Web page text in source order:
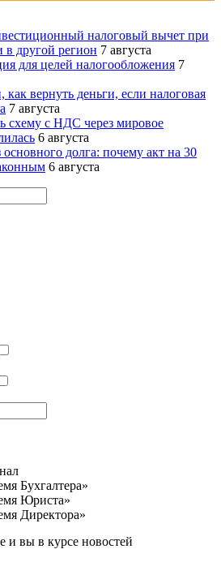
налоговый вычет при
в другой регион 7 августа
для целей налогообложения 7
вернуть деньги, если налоговая
7 августа
схему с НДС через мировое
6 августа
долга: почему акт на 30
6 августа
Бухгалтера»
Юриста»
Директора»
и вы в курсе новостей